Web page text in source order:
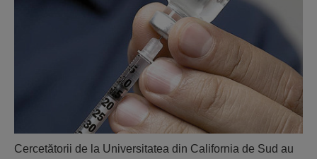
Cercetătorii de la Universitatea din California de Sud au